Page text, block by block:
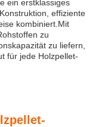
ein erstklassiges
effiziente
kombiniert.Mit
zu
zu liefern,
für jede Holzpellet-